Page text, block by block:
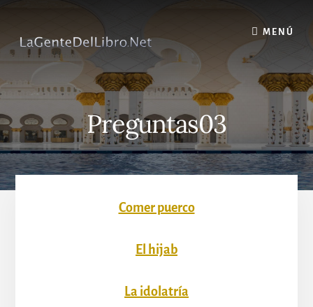
content
MENÚ
Preguntas03
Comer puerco
El hijab
La idolatría